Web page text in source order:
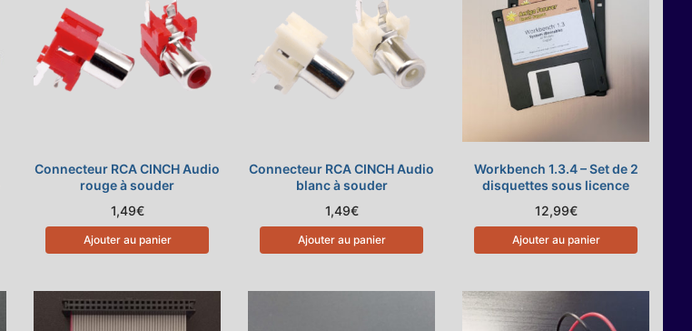
Connecteur RCA CINCH Audio
rouge à souder
1,49€
Ajouter au panier
Connecteur RCA CINCH Audio
blanc à souder
1,49€
Ajouter au panier
Workbench 1.3.4 – Set de 2
disquettes sous licence
12,99€
Ajouter au panier